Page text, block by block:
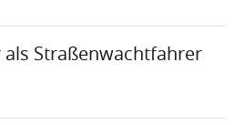
Straßenwachtfahrer